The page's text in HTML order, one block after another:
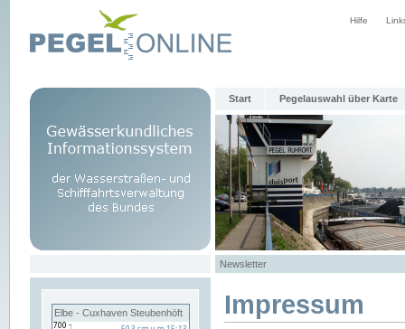
Hilfe
Start Pegelauswahl über Karte
Newsletter
Elbe - Cuxhaven Steubenhöft Impressum